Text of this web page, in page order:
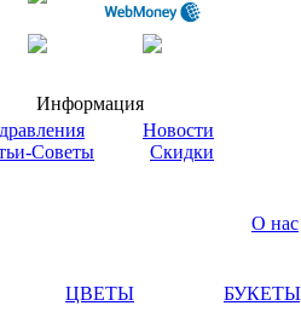
Информация
Советы
Новости
Скидки
О нас
ЦВЕТЫ